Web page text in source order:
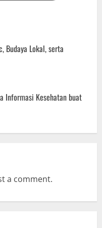
Budaya Lokal, serta
Informasi Kesehatan buat
a comment.